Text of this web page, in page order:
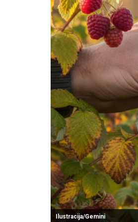
Ilustracija/Gemini